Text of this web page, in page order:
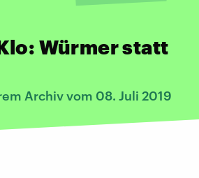
Würmer statt
Archiv vom 08. Juli 2019